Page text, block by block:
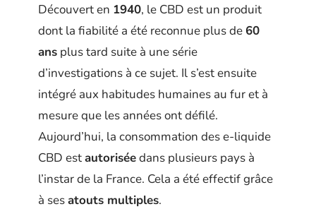
Découvert en 1940, le CBD est un produit
dont la fiabilité a été reconnue plus de 60
ans plus tard suite à une série
d’investigations à ce sujet. Il s’est ensuite
intégré aux habitudes humaines au fur et à
mesure que les années ont défilé.
Aujourd’hui, la consommation des e-liquide
CBD estautoriséedans plusieurs pays à
l’instar de la France. Cela a été effectif grâce
à sesatouts multiples.